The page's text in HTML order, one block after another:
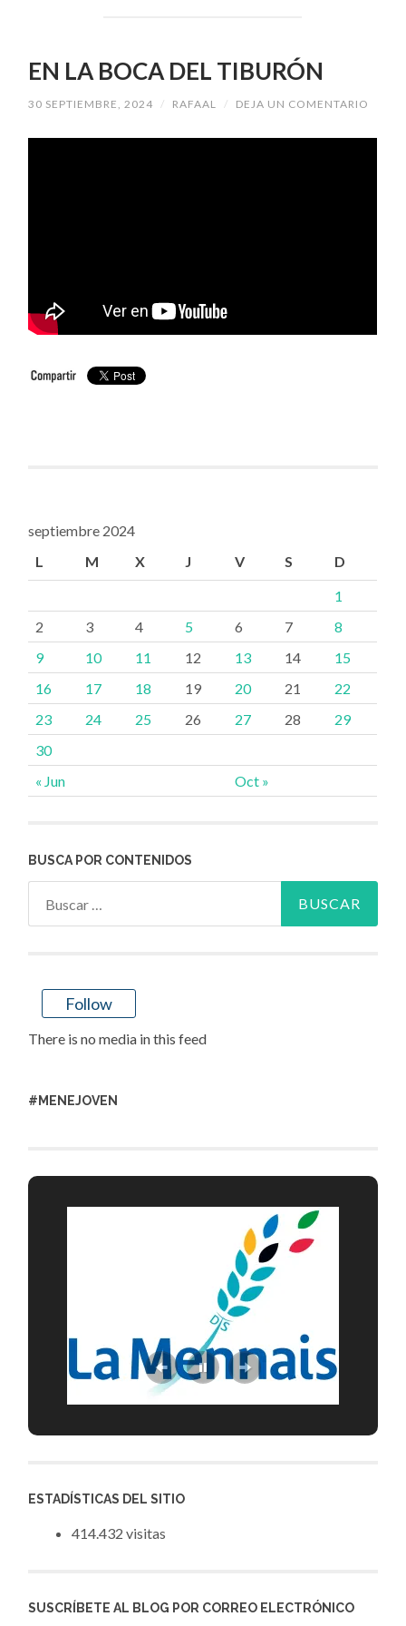
EN LA BOCA DEL TIBURÓN
30 SEPTIEMBRE, 2024 / RAFAAL / DEJA UN COMENTARIO
septiembre 2024
L
M X J V S D
« Jun Oct »
1
2
3 4 5 6 7
8
9
10 11 12 13 14
15
16
17 18 19 20 21
22
23
24 25 26 27 28
29
30
BUSCA POR CONTENIDOS
Follow
There is no media in this feed
#MENEJOVEN
ESTADÍSTICAS DEL SITIO
414.432 visitas
SUSCRÍBETE AL BLOG POR CORREO ELECTRÓNICO